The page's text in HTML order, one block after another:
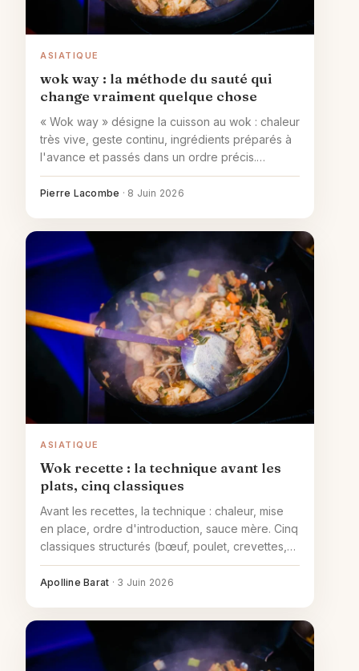
ASIATIQUE
wok way : la méthode du sauté qui
change vraiment quelque chose
« Wok way » désigne la cuisson au wok : chaleur
très vive, geste continu, ingrédients préparés à
l'avance et passés dans un ordre précis.
Pourquoi ça change tout, et comment s'y mettre
vraiment.
Pierre Lacombe · 8 Juin 2026
ASIATIQUE
Wok recette : la technique avant les
plats, cinq classiques
Avant les recettes, la technique : chaleur, mise
en place, ordre d'introduction, sauce mère. Cinq
classiques structurés (bœuf, poulet, crevettes,
légumes-tofu, chow mein) et les bons réflexes
pour l'accompagnement riz ou nouilles.
Apolline Barat · 3 Juin 2026